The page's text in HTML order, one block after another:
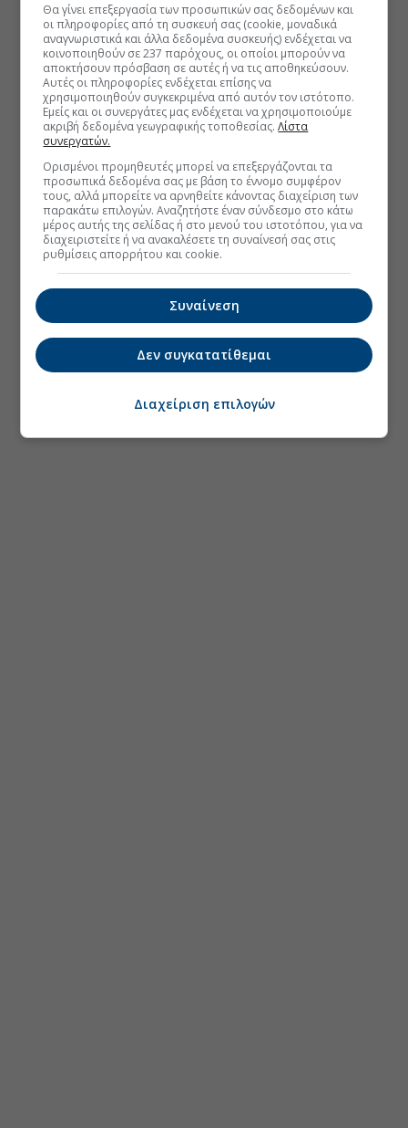
Θα γίνει επεξεργασία των προσωπικών σας δεδομένων και
οι πληροφορίες από τη συσκευή σας (cookie, μοναδικά
αναγνωριστικά και άλλα δεδομένα συσκευής) ενδέχεται να
κοινοποιηθούν σε 237 παρόχους, οι οποίοι μπορούν να
αποκτήσουν πρόσβαση σε αυτές ή να τις αποθηκεύσουν.
Αυτές οι πληροφορίες ενδέχεται επίσης να
χρησιμοποιηθούν συγκεκριμένα από αυτόν τον ιστότοπο.
Εμείς και οι συνεργάτες μας ενδέχεται να χρησιμοποιούμε
ακριβή δεδομένα γεωγραφικής τοποθεσίας.Λίστα
συνεργατών.
Ορισμένοι προμηθευτές μπορεί να επεξεργάζονται τα
προσωπικά δεδομένα σας με βάση το έννομο συμφέρον
τους, αλλά μπορείτε να αρνηθείτε κάνοντας διαχείριση των
παρακάτω επιλογών. Αναζητήστε έναν σύνδεσμο στο κάτω
μέρος αυτής της σελίδας ή στο μενού του ιστοτόπου, για να
διαχειριστείτε ή να ανακαλέσετε τη συναίνεσή σας στις
ρυθμίσεις απορρήτου και cookie.
Συναίνεση
Δεν συγκατατίθεμαι
Διαχείριση επιλογών